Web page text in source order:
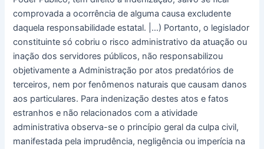
comprovada a ocorrência de alguma causa excludente
daquela responsabilidade estatal. |…) Portanto, o legislador
constituinte só cobriu o risco administrativo da atuação ou
inação dos servidores públicos, não responsabilizou
objetivamente a Administração por atos predatórios de
terceiros, nem por fenômenos naturais que causam danos
aos particulares. Para indenização destes atos e fatos
estranhos e não relacionados com a atividade
administrativa observa-se o princípio geral da culpa civil,
manifestada pela imprudência, negligência ou imperícia na